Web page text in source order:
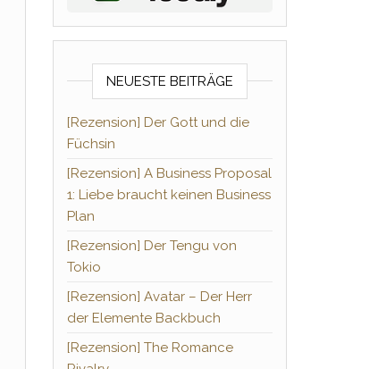
NEUESTE BEITRÄGE
[Rezension] Der Gott und die
Füchsin
[Rezension] A Business Proposal
1: Liebe braucht keinen Business
Plan
[Rezension] Der Tengu von
Tokio
[Rezension] Avatar – Der Herr
der Elemente Backbuch
[Rezension] The Romance